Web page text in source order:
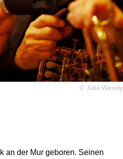
© Julia Wesely
an der Mur geboren. Seinen